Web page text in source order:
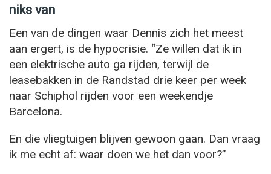
niks van
Een van de dingen waar Dennis zich het meest
aan ergert, is de hypocrisie. “Ze willen dat ik in
een elektrische auto ga rijden, terwijl de
leasebakken in de Randstad drie keer per week
naar Schiphol rijden voor een weekendje
Barcelona.
En die vliegtuigen blijven gewoon gaan. Dan vraag
ik me echt af: waar doen we het dan voor?”